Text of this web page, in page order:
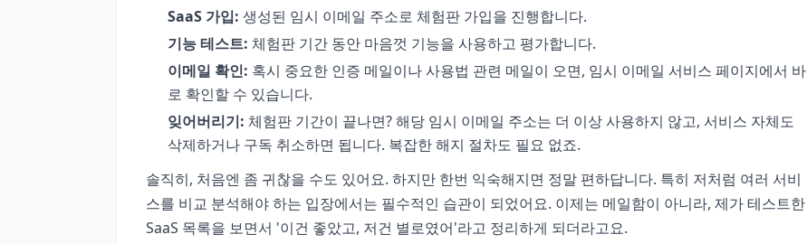
SaaS 가입: 생성된 임시 이메일 주소로 체험판 가입을 진행합니다.
기능 테스트: 체험판 기간 동안 마음껏 기능을 사용하고 평가합니다.
이메일 확인: 혹시 중요한 인증 메일이나 사용법 관련 메일이 오면, 임시 이메일 서비스 페이지에서 바
로 확인할 수 있습니다.
잊어버리기: 체험판 기간이 끝나면? 해당 임시 이메일 주소는 더 이상 사용하지 않고, 서비스 자체도
삭제하거나 구독 취소하면 됩니다. 복잡한 해지 절차도 필요 없죠.
솔직히, 처음엔 좀 귀찮을 수도 있어요. 하지만 한번 익숙해지면 정말 편하답니다. 특히 저처럼 여러 서비
스를 비교 분석해야 하는 입장에서는 필수적인 습관이 되었어요. 이제는 메일함이 아니라, 제가 테스트한
SaaS 목록을 보면서 '이건 좋았고, 저건 별로였어'라고 정리하게 되더라고요.